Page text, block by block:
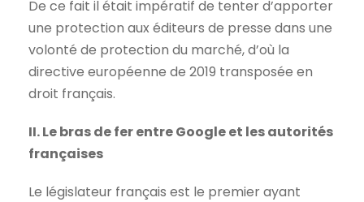
De ce fait il était impératif de tenter d’apporter
une protection aux éditeurs de presse dans une
volonté de protection du marché, d’où la
directive européenne de 2019 transposée en
droit français.
II. Le bras de fer entre Google et les autorités
françaises
Le législateur français est le premier ayant